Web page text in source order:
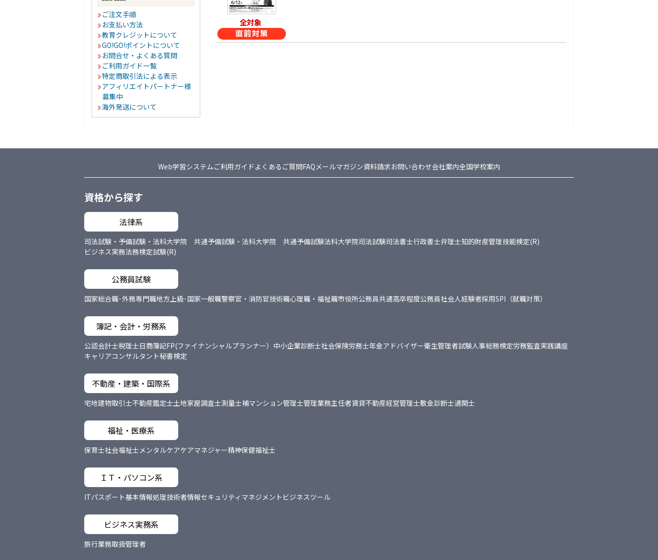
ご注文手順
お支払い方法
教育クレジットについて
GO!GO!ポイントについて
お問合せ・よくある質問
ご利用ガイド一覧
特定商取引法による表示
アフィリエイトパートナー様
募集中
海外発送について
全対象
Web学習システムご利用ガイド よくあるご質問FAQ メールマガジン資料請求お問い合わせ会社案内全国学校案内
資格から探す
法律系
司法試験・予備試験・法科大学院 共通予備試験・法科大学院 共通予備試験法科大学院司法試験司法書士行政書士弁理士知的財産管理技能検定(R)
ビジネス実務法務検定試験(R)
公務員試験
国家総合職･外務専門職地方上級･国家一般職警察官・消防官技術職心理職・福祉職市役所公務員共通高卒程度公務員社会人経験者採用SPI（就職対策）
簿記・会計・労務系
公認会計士税理士日商簿記FP(ファイナンシャルプランナー） 中小企業診断士社会保険労務士年金アドバイザー衛生管理者試験人事総務検定労務監査実践講座
キャリアコンサルタント秘書検定
不動産・建築・国際系
宅地建物取引士不動産鑑定士土地家屋調査士測量士補マンション管理士管理業務主任者賃貸不動産経営管理士敷金診断士通関士
福祉・医療系
保育士社会福祉士 メンタルケアケアマネジャー精神保健福祉士
ＩＴ・パソコン系
ITパスポート基本情報処理技術者情報セキュリティマネジメント ビジネスツール
ビジネス実務系
旅行業務取扱管理者